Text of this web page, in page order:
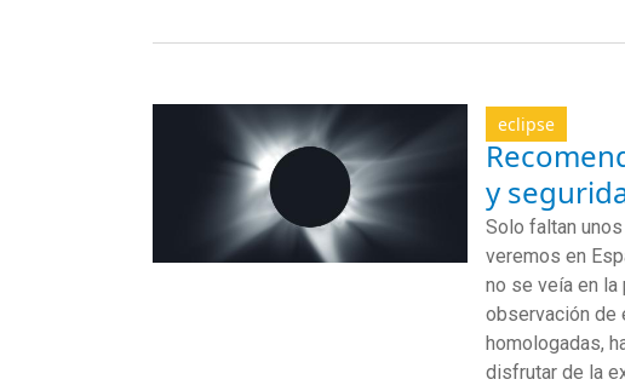
eclipse
y
Solo faltan
veremos en
no se veía en
observación de
homologadas,
disfrutar de la